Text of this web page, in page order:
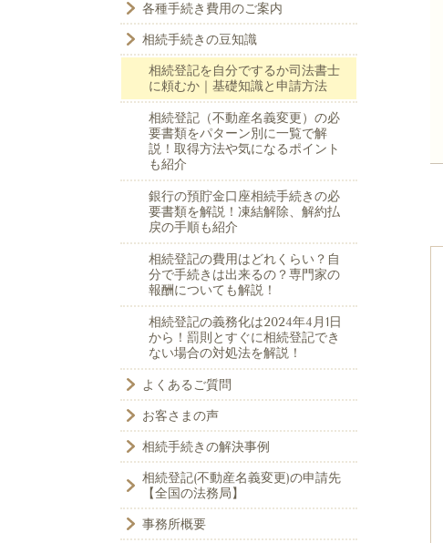
各種手続き費用のご案内
相続手続きの豆知識
相続登記を自分でするか司法書士
に頼むか｜基礎知識と申請方法
相続登記（不動産名義変更）の必
要書類をパターン別に一覧で解
説！取得方法や気になるポイント
も紹介
銀行の預貯金口座相続手続きの必
要書類を解説！凍結解除、解約払
戻の手順も紹介
相続登記の費用はどれくらい？自
分で手続きは出来るの？専門家の
報酬についても解説！
相続登記の義務化は2024年4月1日
から！罰則とすぐに相続登記でき
ない場合の対処法を解説！
よくあるご質問
お客さまの声
相続手続きの解決事例
相続登記(不動産名義変更)の申請先
【全国の法務局】
事務所概要